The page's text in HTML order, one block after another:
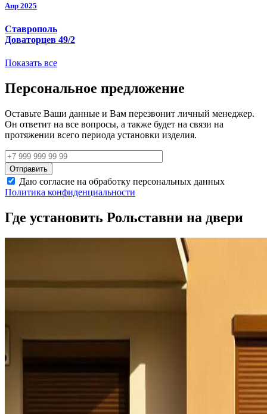
Апр 2025
Ставрополь
Доваторцев 49/2
Показать все
Персональное предложение
Оставьте Ваши данные и Вам перезвонит личный менеджер.
Он ответит на все вопросы, а также будет на связи на
протяжении всего периода установки изделия.
Даю согласие на обработку персональных данных
Политика конфиденциальности
Где установить Рольставни на двери